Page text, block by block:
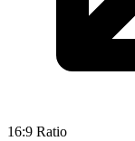
16:9 Ratio